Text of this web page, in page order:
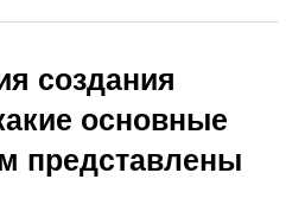
создания
основные
представлены